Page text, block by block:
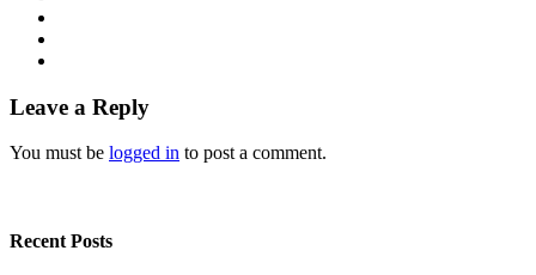
Leave a Reply
You must be logged in to post a comment.
Recent Posts